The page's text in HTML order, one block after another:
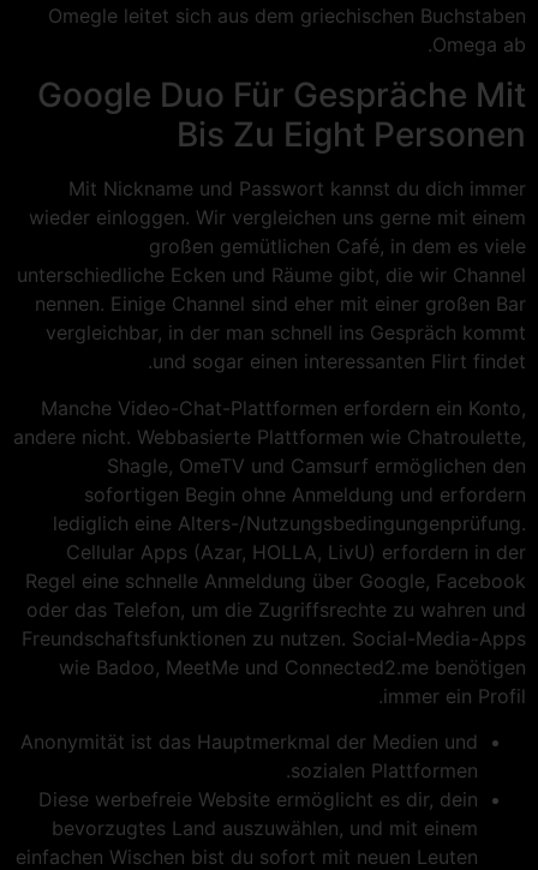
Omegle leitet sich aus dem griechischen Buchstaben
Omega ab.
Google Duo Für Gespräche Mit
Bis Zu Eight Personen
Mit Nickname und Passwort kannst du dich immer
wieder einloggen. Wir vergleichen uns gerne mit einem
großen gemütlichen Café, in dem es viele
unterschiedliche Ecken und Räume gibt, die wir Channel
nennen. Einige Channel sind eher mit einer großen Bar
vergleichbar, in der man schnell ins Gespräch kommt
und sogar einen interessanten Flirt findet.
Manche Video-Chat-Plattformen erfordern ein Konto,
andere nicht. Webbasierte Plattformen wie Chatroulette,
Shagle, OmeTV und Camsurf ermöglichen den
sofortigen Begin ohne Anmeldung und erfordern
lediglich eine Alters-/Nutzungsbedingungenprüfung.
Cellular Apps (Azar, HOLLA, LivU) erfordern in der
Regel eine schnelle Anmeldung über Google, Facebook
oder das Telefon, um die Zugriffsrechte zu wahren und
Freundschaftsfunktionen zu nutzen. Social-Media-Apps
wie Badoo, MeetMe und Connected2.me benötigen
immer ein Profil.
Anonymität ist das Hauptmerkmal der Medien und
sozialen Plattformen.
Diese werbefreie Website ermöglicht es dir, dein
bevorzugtes Land auszuwählen, und mit einem
einfachen Wischen bist du sofort mit neuen Leuten